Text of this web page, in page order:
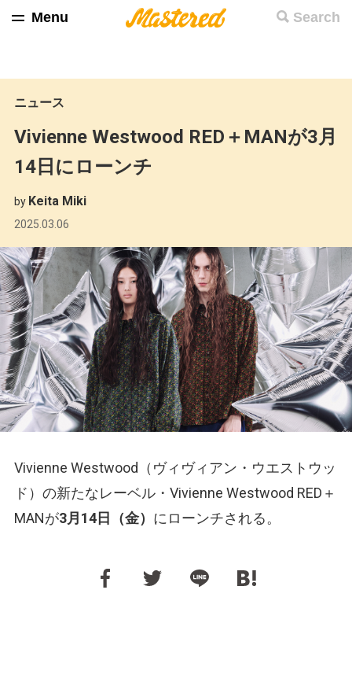
Search
Menu
ニュース
Vivienne Westwood RED＋MANが3月
14日にローンチ
by Keita Miki
2025.03.06
Vivienne Westwood（ヴィヴィアン・ウエストウッ
ド）の新たなレーベル・Vivienne Westwood RED＋
MANが3月14日（金） にローンチされる。